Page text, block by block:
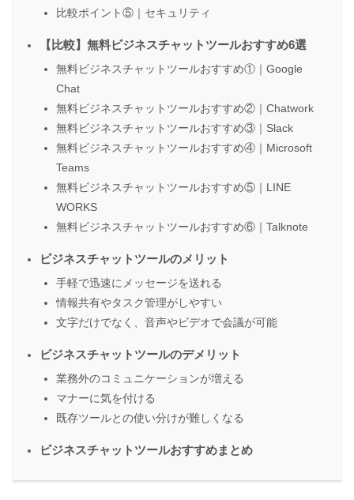
比較ポイント⑤｜セキュリティ
【比較】無料ビジネスチャットツールおすすめ6選
無料ビジネスチャットツールおすすめ①｜Google
Chat
無料ビジネスチャットツールおすすめ②｜Chatwork
無料ビジネスチャットツールおすすめ③｜Slack
無料ビジネスチャットツールおすすめ④｜Microsoft
Teams
無料ビジネスチャットツールおすすめ⑤｜LINE
WORKS
無料ビジネスチャットツールおすすめ⑥｜Talknote
ビジネスチャットツールのメリット
手軽で迅速にメッセージを送れる
情報共有やタスク管理がしやすい
文字だけでなく、音声やビデオで会議が可能
ビジネスチャットツールのデメリット
業務外のコミュニケーションが増える
マナーに気を付ける
既存ツールとの使い分けが難しくなる
ビジネスチャットツールおすすめまとめ